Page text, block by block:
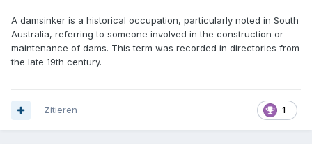
A damsinker is a historical occupation, particularly noted in South
Australia, referring to someone involved in the construction or
maintenance of dams. This term was recorded in directories from
the late 19th century.
1
Zitieren